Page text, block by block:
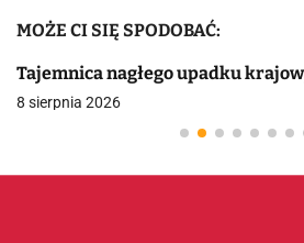
MOŻE CI SIĘ SPODOBAĆ:
Tajemnica nagłego upadku
8 sierpnia 2026